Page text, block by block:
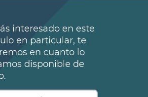
interesado en este
en particular, te
en cuanto lo
disponible de